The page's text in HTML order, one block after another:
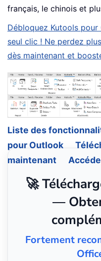
français, le chinois et
Débloquez Kutools
seul clic ! Ne perdez
dès maintenant et
Liste des
pour Outlook
maintenant
🚀
—
Fortement